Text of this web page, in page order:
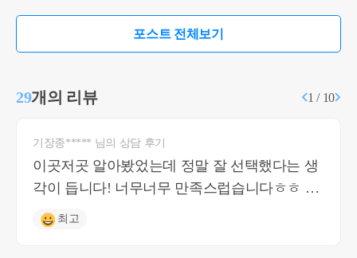
포스트 전체보기
29개의 리뷰 1 / 10
기장종***** 님의 상담 후기
이곳저곳 알아봤었는데 정말 잘 선택했다는 생
각이 듭니다! 너무너무 만족스럽습니다ㅎㅎ 질
문에 답도 빨리 해주시고 신속 정확하세요 감사
최고